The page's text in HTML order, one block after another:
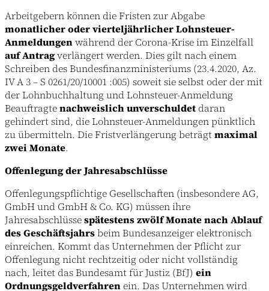
Arbeitgebern können die Fristen zur Abgabe
monatlicher oder vierteljährlicher Lohnsteuer-
Anmeldungenwährend der Corona-Krise im Einzelfall
auf Antragverlängert werden. Dies gilt nach einem
Schreiben des Bundesfinanzministeriums (23.4.2020, Az.
IV A 3 – S 0261/20/10001 :005) soweit sie selbst oder der mit
der Lohnbuchhaltung und Lohnsteuer-Anmeldung
Beauftragtenachweislich unverschuldet daran
gehindert sind, die Lohnsteuer-Anmeldungen pünktlich
zu übermitteln. Die Fristverlängerung beträgtmaximal
zwei Monate.
Offenlegung der Jahresabschlüsse
Offenlegungspflichtige Gesellschaften (insbesondere AG,
GmbH und GmbH & Co. KG) müssen ihre
Jahresabschlüssespätestens zwölf Monate nach Ablauf
des Geschäftsjahrsbeim Bundesanzeiger elektronisch
einreichen. Kommt das Unternehmen der Pflicht zur
Offenlegung nicht rechtzeitig oder nicht vollständig
nach, leitet das Bundesamt für Justiz (BfJ) ein
Ordnungsgeldverfahren ein. Das Unternehmen wird